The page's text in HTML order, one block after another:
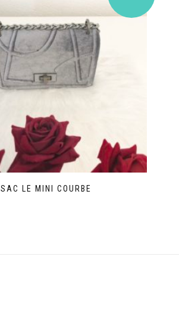
SAC LE MINI COURBE